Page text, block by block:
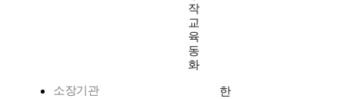
작
교
육
동
화
소장기관
한